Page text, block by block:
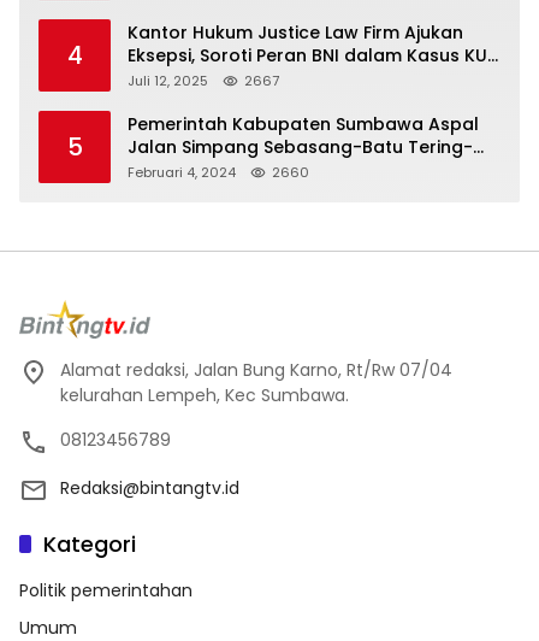
4
Kantor Hukum Justice Law Firm Ajukan
Eksepsi, Soroti Peran BNI dalam Kasus KUR
Bawang Merah KCP Woha
Juli 12, 2025 2667
5
Pemerintah Kabupaten Sumbawa Aspal
Jalan Simpang Sebasang-Batu Tering-
Lito
Februari 4, 2024 2660
Alamat redaksi, Jalan Bung Karno, Rt/Rw 07/04
kelurahan Lempeh, Kec Sumbawa.
08123456789
Redaksi@bintangtv.id
Kategori
Politik pemerintahan
Umum